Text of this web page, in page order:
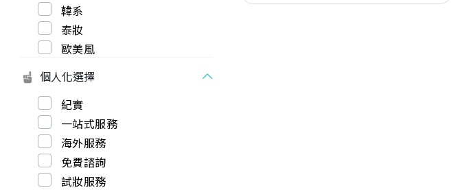
韓系
泰妝
歐美風
個人化選擇
紀實
一站式服務
海外服務
免費諮詢
試妝服務